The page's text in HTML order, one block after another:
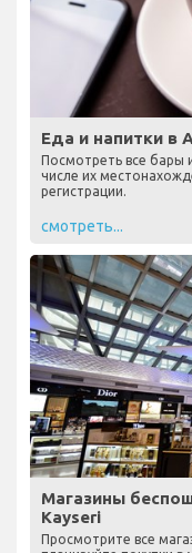
Еда и напитки в
Посмотреть все бары
числе их
регистрации.
смотреть...
Магазины
Kayseri
Просмотрите все